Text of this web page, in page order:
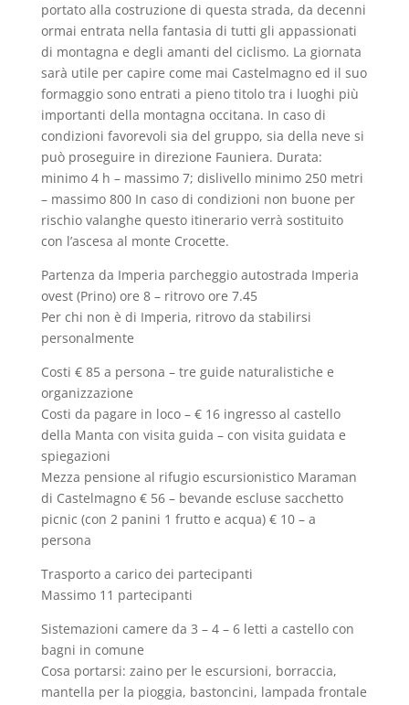
portato alla costruzione di questa strada, da decenni
ormai entrata nella fantasia di tutti gli appassionati
di montagna e degli amanti del ciclismo. La giornata
sarà utile per capire come mai Castelmagno ed il suo
formaggio sono entrati a pieno titolo tra i luoghi più
importanti della montagna occitana. In caso di
condizioni favorevoli sia del gruppo, sia della neve si
può proseguire in direzione Fauniera. Durata:
minimo 4 h – massimo 7; dislivello minimo 250 metri
– massimo 800 In caso di condizioni non buone per
rischio valanghe questo itinerario verrà sostituito
con l’ascesa al monte Crocette.
Partenza da Imperia parcheggio autostrada Imperia
ovest (Prino) ore 8 – ritrovo ore 7.45
Per chi non è di Imperia, ritrovo da stabilirsi
personalmente
Costi € 85 a persona – tre guide naturalistiche e
organizzazione
Costi da pagare in loco – € 16 ingresso al castello
della Manta con visita guida – con visita guidata e
spiegazioni
Mezza pensione al rifugio escursionistico Maraman
di Castelmagno € 56 – bevande escluse sacchetto
picnic (con 2 panini 1 frutto e acqua) € 10 – a
persona
Trasporto a carico dei partecipanti
Massimo 11 partecipanti
Sistemazioni camere da 3 – 4 – 6 letti a castello con
bagni in comune
Cosa portarsi: zaino per le escursioni, borraccia,
mantella per la pioggia, bastoncini, lampada frontale